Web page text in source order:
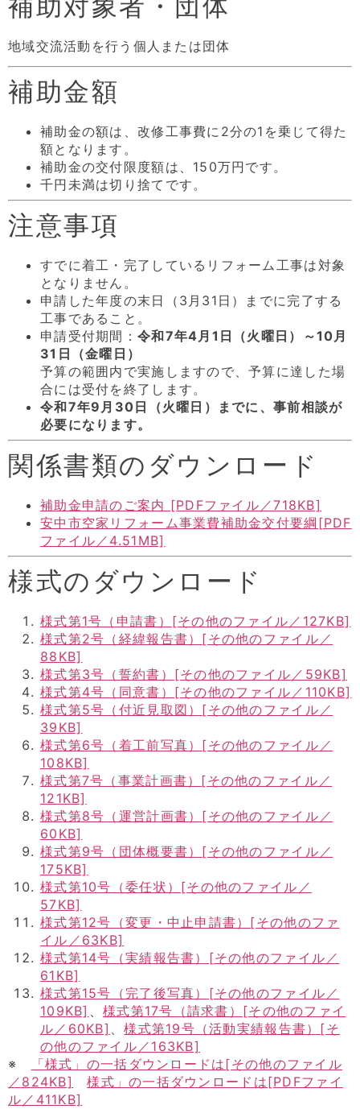
地域交流活動を行う個人または団体
補助金額
補助金の額は、改修工事費に2分の1を乗じて得た
額となります。
補助金の交付限度額は、150万円です。
千円未満は切り捨てです。
注意事項
すでに着工・完了しているリフォーム工事は対象
となりません。
申請した年度の末日（3月31日）までに完了する
工事であること。
申請受付期間： 令和7年4月1日（火曜日）～10月
31日（金曜日）
予算の範囲内で実施しますので、予算に達した場
合には受付を終了します。
令和7年9月30日（火曜日）までに、事前相談が
必要になります。
関係書類のダウンロード
補助金申請のご案内 [PDFファイル／718KB]
安中市空家リフォーム事業費補助金交付要綱[PDF
ファイル／4.51MB]
様式のダウンロード
様式第1号（申請書）[その他のファイル／127KB]
様式第2号（経緯報告書）[その他のファイル／
88KB]
様式第3号（誓約書）[その他のファイル／59KB]
様式第4号（同意書）[その他のファイル／110KB]
様式第5号（付近見取図）[その他のファイル／
39KB]
様式第6号（着工前写真）[その他のファイル／
108KB]
様式第7号（事業計画書）[その他のファイル／
121KB]
様式第8号（運営計画書）[その他のファイル／
60KB]
様式第9号（団体概要書）[その他のファイル／
175KB]
様式第10号（委任状）[その他のファイル／
57KB]
様式第12号（変更・中止申請書）[その他のファ
イル／63KB]
様式第14号（実績報告書）[その他のファイル／
61KB]
様式第15号（完了後写真）[その他のファイル／
109KB] 、 様式第17号（請求書）[その他のファイ
ル／60KB] 、様式第19号（活動実績報告書）[そ
の他のファイル／163KB]
※
「様式」の一括ダウンロードは[その他のファイル
／824KB]
様式」の一括ダウンロードは[PDFファイ
ル／411KB]